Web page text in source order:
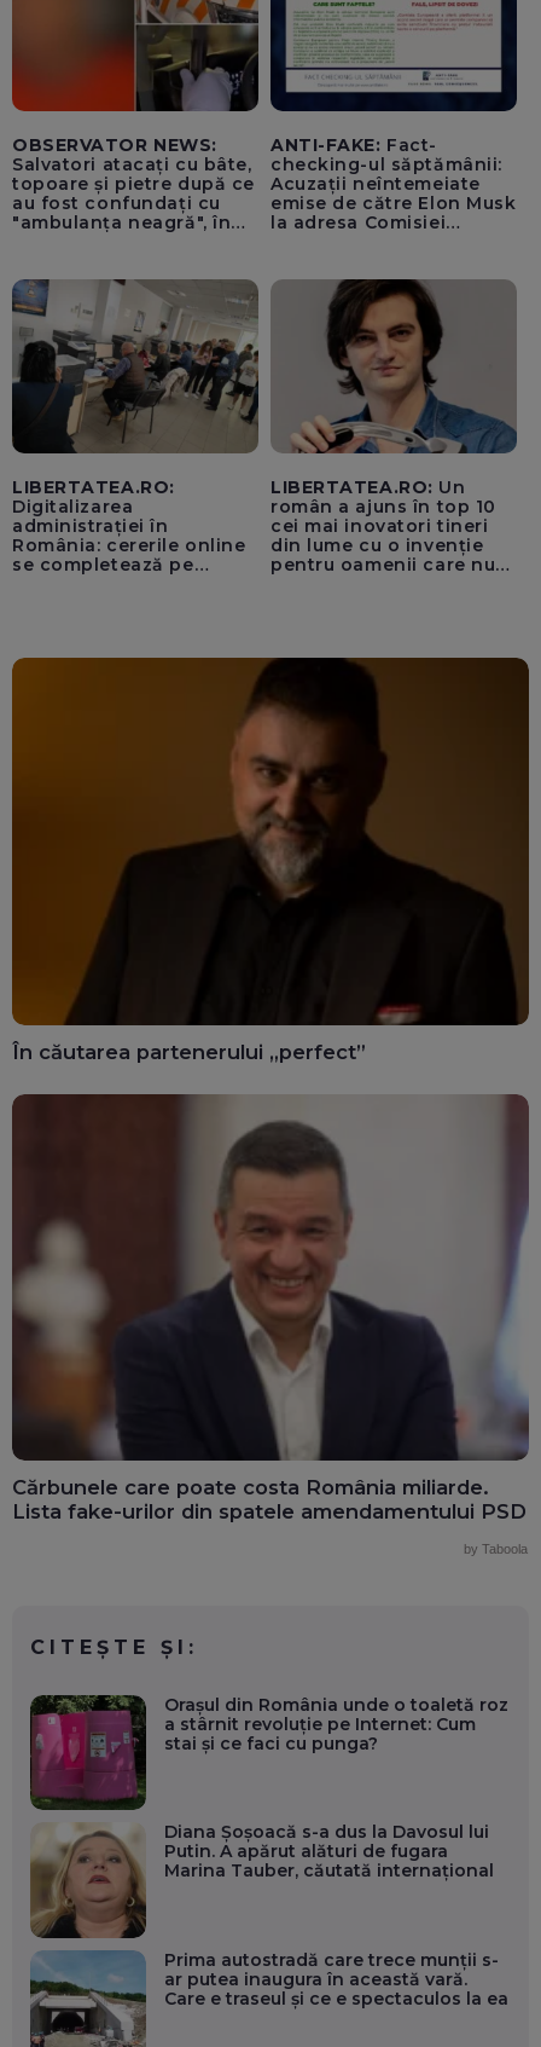
OBSERVATOR NEWS:
Salvatori atacați cu bâte,
topoare și pietre după ce
au fost confundați cu
"ambulanța neagră", în
ANTI-FAKE: Fact-
checking-ul săptămânii:
Acuzații neîntemeiate
emise de către Elon Musk
la adresa Comisiei
pentru instaurarea
„cenzurii” pe platforma X
LIBERTATEA.RO:
Digitalizarea
administrației în
România: cererile online
se completează pe
LIBERTATEA.RO: Un
român a ajuns în top 10
cei mai inovatori tineri
din lume cu o invenție
pentru oamenii care nu
În căutarea partenerului „perfect”
Cărbunele care poate costa România miliarde.
Lista fake-urilor din spatele amendamentului PSD
by Taboola
CITEȘTE ȘI:
Orașul din România unde o toaletă roz
a stârnit revoluție pe Internet: Cum
stai și ce faci cu punga?
Diana Șoșoacă s-a dus la Davosul lui
Putin. A apărut alături de fugara
Marina Tauber, căutată internațional
Prima autostradă care trece munții s-
ar putea inaugura în această vară.
Care e traseul și ce e spectaculos la ea